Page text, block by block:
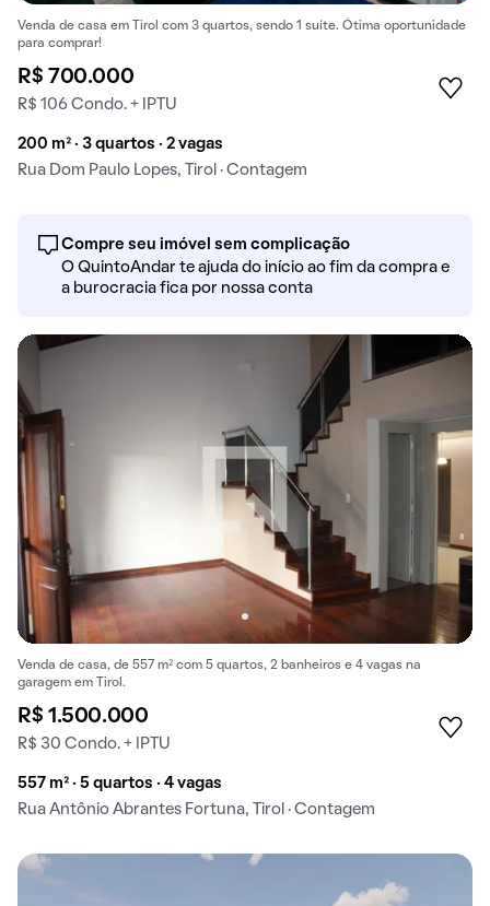
Venda de casa em Tirol com 3 quartos, sendo 1 suíte. Ótima oportunidade
para comprar!
R$ 700.000
R$ 106 Condo. + IPTU
200 m² · 3 quartos · 2 vagas
Rua Dom Paulo Lopes, Tirol · Contagem
Compre seu imóvel sem complicação
O QuintoAndar te ajuda do início ao fim da compra e
a burocracia fica por nossa conta
Venda de casa, de 557 m² com 5 quartos, 2 banheiros e 4 vagas na
garagem em Tirol.
R$ 1.500.000
R$ 30 Condo. + IPTU
557 m² · 5 quartos · 4 vagas
Rua Antônio Abrantes Fortuna, Tirol · Contagem